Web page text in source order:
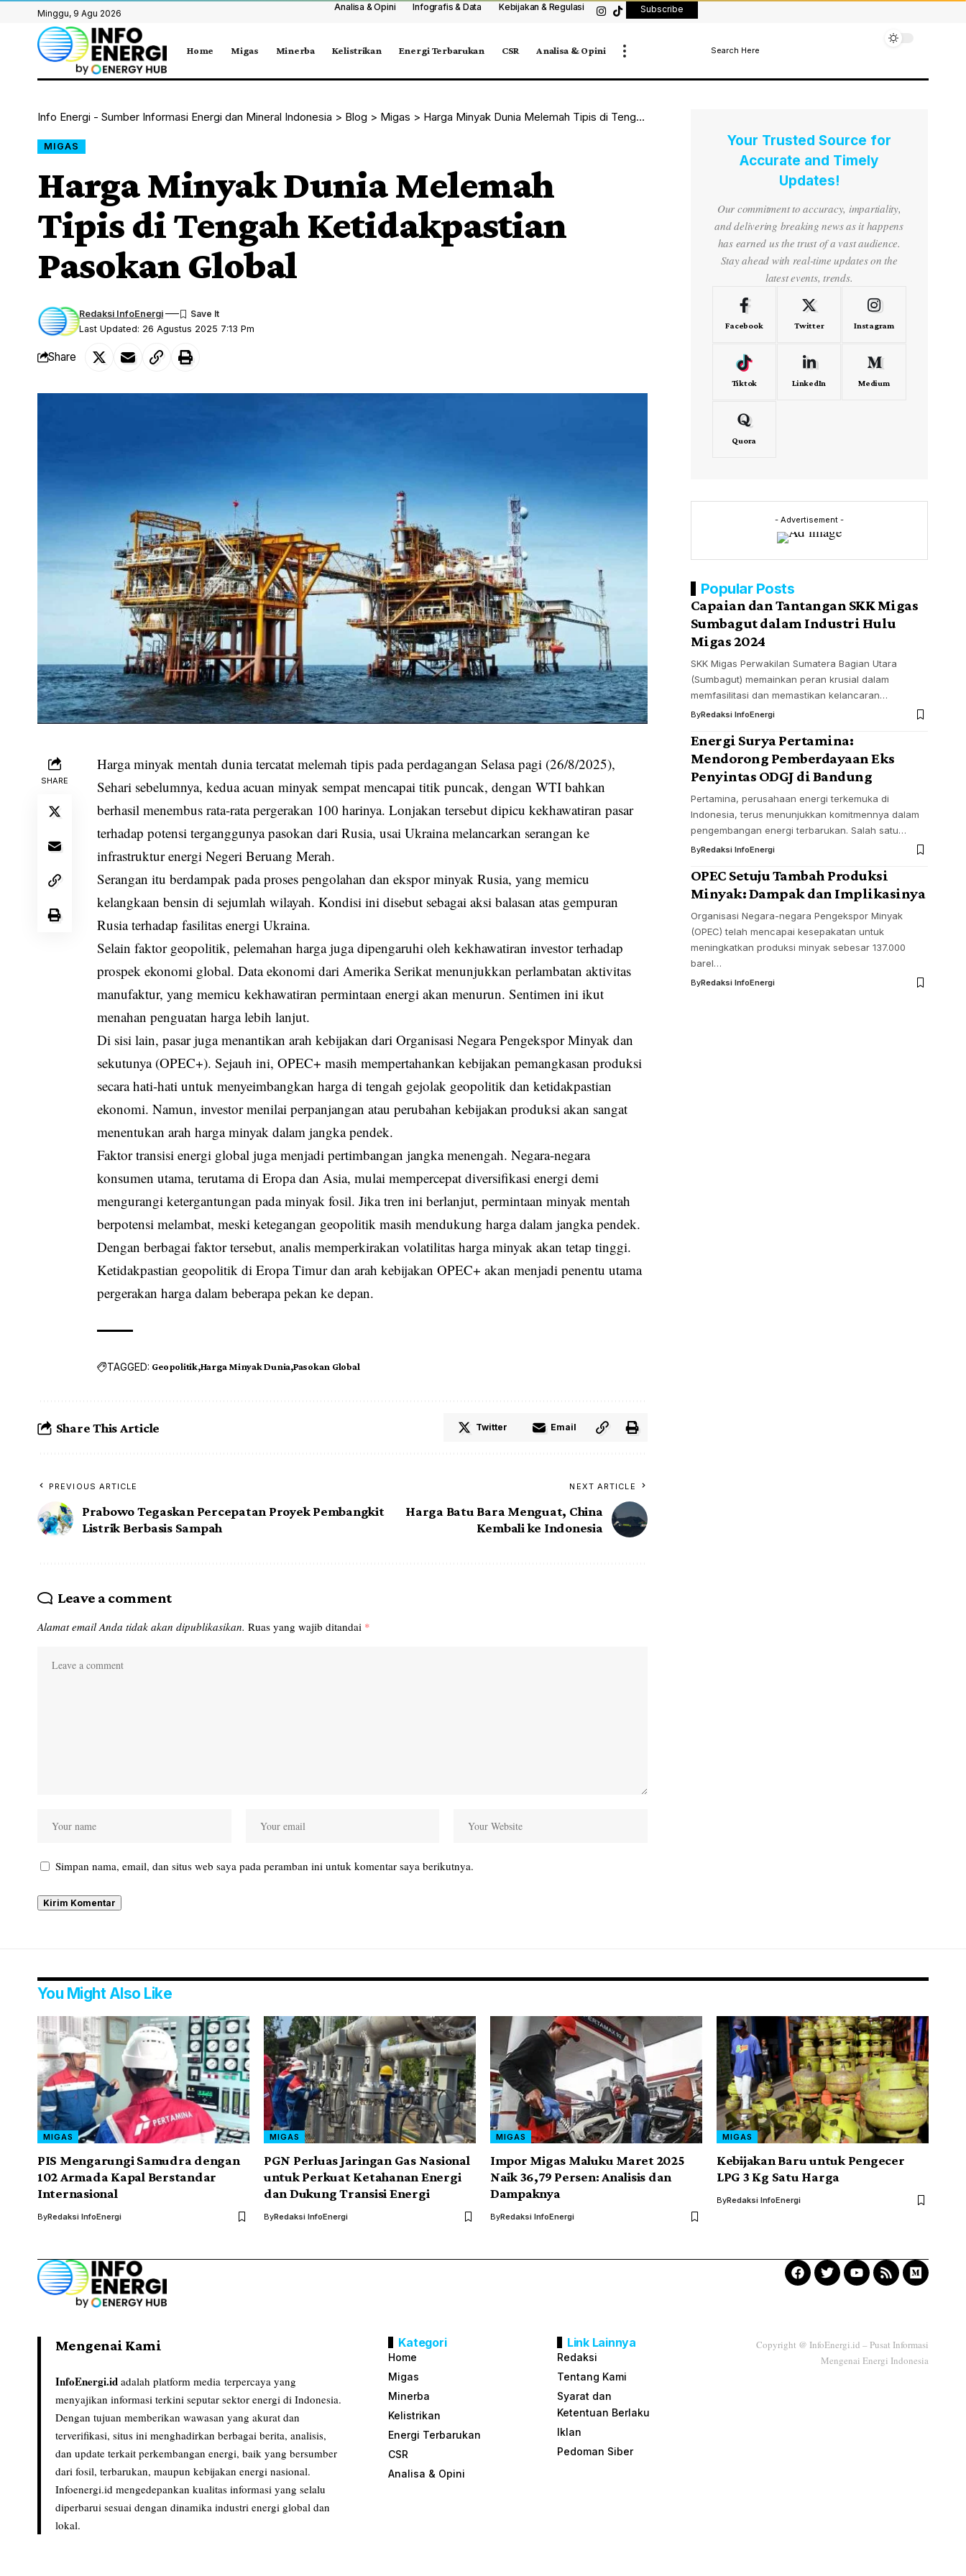
Minggu, 9 Agu 2026
Analisa & Opini Infografis & Data Kebijakan & Regulasi Subscribe
Home Migas Minerba Kelistrikan Energi Terbarukan CSR Analisa & Opini Search Here
Info Energi - Sumber Informasi Energi dan Mineral Indonesia > Blog > Migas > Harga Minyak Dunia Melemah Tipis di Tengah Ketidakpastian Pasokan Global
MIGAS
Harga Minyak Dunia Melemah
Tipis di Tengah Ketidakpastian
Pasokan Global
Last Updated: 26 Agustus 2025 7:13 Pm
Redaksi InfoEnergi
Share
SHARE
Harga minyak mentah dunia tercatat melemah tipis pada perdagangan Selasa pagi (26/8/2025),
Sehari sebelumnya, kedua acuan minyak sempat mencapai titik puncak, dengan WTI bahkan
berhasil menembus rata-rata pergerakan 100 harinya. Lonjakan tersebut dipicu kekhawatiran pasar
terhadap potensi terganggunya pasokan dari Rusia, usai Ukraina melancarkan serangan ke
infrastruktur energi Negeri Beruang Merah.
Serangan itu berdampak pada proses pengolahan dan ekspor minyak Rusia, yang memicu
kelangkaan bensin di sejumlah wilayah. Kondisi ini disebut sebagai aksi balasan atas gempuran
Rusia terhadap fasilitas energi Ukraina.
Selain faktor geopolitik, pelemahan harga juga dipengaruhi oleh kekhawatiran investor terhadap
prospek ekonomi global. Data ekonomi dari Amerika Serikat menunjukkan perlambatan aktivitas
manufaktur, yang memicu kekhawatiran permintaan energi akan menurun. Sentimen ini ikut
menahan penguatan harga lebih lanjut.
Di sisi lain, pasar juga menantikan arah kebijakan dari Organisasi Negara Pengekspor Minyak dan
sekutunya (OPEC+). Sejauh ini, OPEC+ masih mempertahankan kebijakan pemangkasan produksi
secara hati-hati untuk menyeimbangkan harga di tengah gejolak geopolitik dan ketidakpastian
ekonomi. Namun, investor menilai perpanjangan atau perubahan kebijakan produksi akan sangat
menentukan arah harga minyak dalam jangka pendek.
Faktor transisi energi global juga menjadi pertimbangan jangka menengah. Negara-negara
konsumen utama, terutama di Eropa dan Asia, mulai mempercepat diversifikasi energi demi
mengurangi ketergantungan pada minyak fosil. Jika tren ini berlanjut, permintaan minyak mentah
berpotensi melambat, meski ketegangan geopolitik masih mendukung harga dalam jangka pendek.
Dengan berbagai faktor tersebut, analis memperkirakan volatilitas harga minyak akan tetap tinggi.
Ketidakpastian geopolitik di Eropa Timur dan arah kebijakan OPEC+ akan menjadi penentu utama
pergerakan harga dalam beberapa pekan ke depan.
TAGGED: Geopolitik Harga Minyak Dunia Pasokan Global
Share This Article Twitter Email
PREVIOUS ARTICLE
Prabowo Tegaskan Percepatan Proyek Pembangkit
Listrik Berbasis Sampah
NEXT ARTICLE
Harga Batu Bara Menguat, China
Kembali ke Indonesia
Leave a comment
Alamat email Anda tidak akan dipublikasikan. Ruas yang wajib ditandai *
Simpan nama, email, dan situs web saya pada peramban ini untuk komentar saya berikutnya.
Your Trusted Source for
Accurate and Timely
Updates!
Our commitment to accuracy, impartiality,
and delivering breaking news as it happens
has earned us the trust of a vast audience.
Stay ahead with real-time updates on the
latest events, trends.
Facebook Twitter Instagram
Tiktok LinkedIn Medium
Quora
- Advertisement -
Popular Posts
Capaian dan Tantangan SKK Migas
Sumbagut dalam Industri Hulu
Migas 2024
SKK Migas Perwakilan Sumatera Bagian Utara
(Sumbagut) memainkan peran krusial dalam
memfasilitasi dan memastikan kelancaran…
ByRedaksi InfoEnergi
Energi Surya Pertamina:
Mendorong Pemberdayaan Eks
Penyintas ODGJ di Bandung
Pertamina, perusahaan energi terkemuka di
Indonesia, terus menunjukkan komitmennya dalam
pengembangan energi terbarukan. Salah satu…
ByRedaksi InfoEnergi
OPEC Setuju Tambah Produksi
Minyak: Dampak dan Implikasinya
Organisasi Negara-negara Pengekspor Minyak
(OPEC) telah mencapai kesepakatan untuk
meningkatkan produksi minyak sebesar 137.000
barel…
ByRedaksi InfoEnergi
You Might Also Like
MIGAS
PIS Mengarungi Samudra dengan
102 Armada Kapal Berstandar
Internasional
ByRedaksi InfoEnergi
MIGAS
PGN Perluas Jaringan Gas Nasional
untuk Perkuat Ketahanan Energi
dan Dukung Transisi Energi
ByRedaksi InfoEnergi
MIGAS
Impor Migas Maluku Maret 2025
Naik 36,79 Persen: Analisis dan
Dampaknya
ByRedaksi InfoEnergi
MIGAS
Kebijakan Baru untuk Pengecer
LPG 3 Kg Satu Harga
ByRedaksi InfoEnergi
Mengenai Kami
InfoEnergi.id adalah platform media terpercaya yang
menyajikan informasi terkini seputar sektor energi di Indonesia.
Dengan tujuan memberikan wawasan yang akurat dan
terverifikasi, situs ini menghadirkan berbagai berita, analisis,
dan update terkait perkembangan energi, baik yang bersumber
dari fosil, terbarukan, maupun kebijakan energi nasional.
Infoenergi.id mengedepankan kualitas informasi yang selalu
diperbarui sesuai dengan dinamika industri energi global dan
lokal.
Kategori
Home
Migas
Minerba
Kelistrikan
Energi Terbarukan
CSR
Analisa & Opini
Link Lainnya
Redaksi
Tentang Kami
Syarat dan
Ketentuan Berlaku
Iklan
Pedoman Siber
Copyright @ InfoEnergi.id – Pusat Informasi
Mengenai Energi Indonesia